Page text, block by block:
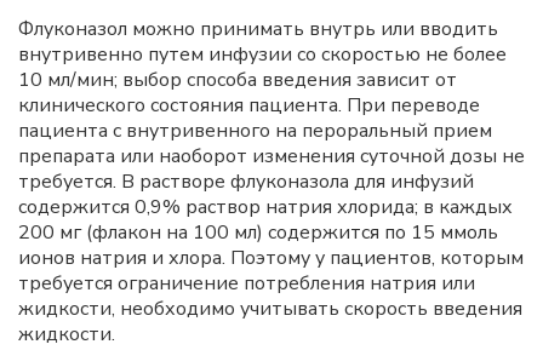
Флуконазол можно принимать внутрь или вводить
внутривенно путем инфузии со скоростью не более
10 мл/мин; выбор способа введения зависит от
клинического состояния пациента. При переводе
пациента с внутривенного на пероральный прием
препарата или наоборот изменения суточной дозы не
требуется. В растворе флуконазола для инфузий
содержится 0,9% раствор натрия хлорида; в каждых
200 мг (флакон на 100 мл) содержится по 15 ммоль
ионов натрия и хлора. Поэтому у пациентов, которым
требуется ограничение потребления натрия или
жидкости, необходимо учитывать скорость введения
жидкости.